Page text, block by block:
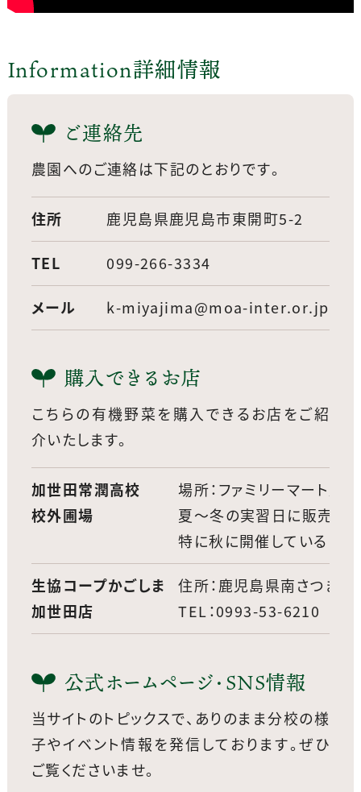
Information詳細情報
ご連絡先
農園へのご連絡は下記のとおりです。
住所 鹿児島県鹿児島市東開町5-2
TEL 099-266-3334
メール k-miyajima@moa-inter.or.jp
購入できるお店
こちらの有機野菜を購入できるお店をご紹
介いたします。
加世田常潤高校
校外圃場
場所：ファミリーマート加
夏〜冬の実習日に販売して
特に秋に開催している「自
生協コープかごしま
加世田店
住所：鹿児島県南さつま
TEL：0993-53-6210
公式ホームページ・SNS情報
当サイトのトピックスで、ありのまま分校の様
子やイベント情報を発信しております。ぜひ
ご覧くださいませ。